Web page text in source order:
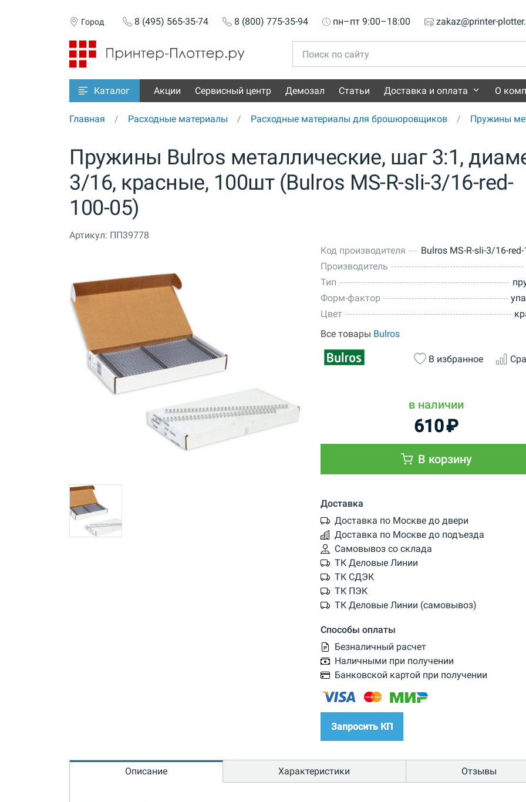
Город 8 (495) 565-35-74 8 (800) 775-35-94 пн–пт 9:00–18:00 zakaz@printer-
Каталог Акции Сервисный центр Демозал Статьи Доставка и оплата О
Главная Расходные материалы Расходные материалы для брошюровщиков Пружины
Пружины Bulros металлические, шаг 3:1,
3/16, красные, 100шт (Bulros MS-R-sli-3/16-red-
100-05)
Артикул: ПП39778
Код производителя
Bulros MS-R-sli-3/16-
Производитель
Тип
Форм-фактор
Цвет
Все товары Bulros
В избранное
в наличии
610₽
В корзину
Доставка
Доставка по Москве до двери
Доставка по Москве до подъезда
Самовывоз со склада
ТК Деловые Линии
ТК СДЭК
ТК ПЭК
ТК Деловые Линии (самовывоз)
Способы оплаты
Безналичный расчет
Наличными при получении
Банковской картой при получении
Запросить КП
Описание Характеристики Отзывы